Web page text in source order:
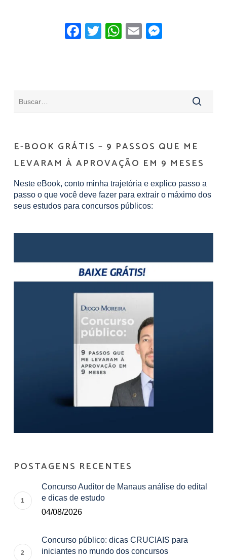
Facebook
TwitterWhatsApp
Email
E-BOOK GRÁTIS – 9 PASSOS QUE ME
LEVARAM À APROVAÇÃO EM 9 MESES
Neste eBook, conto minha trajetória e explico passo a
passo o que você deve fazer para extrair o máximo dos
seus estudos para concursos públicos:
POSTAGENS RECENTES
Concurso Auditor de Manaus análise do edital
e dicas de estudo
04/08/2026
Concurso público: dicas CRUCIAIS para
iniciantes no mundo dos concursos